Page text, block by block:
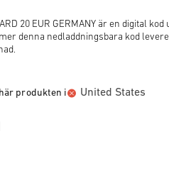
20 EUR GERMANY är en digital
denna nedladdningsbara kod
produkten i United States